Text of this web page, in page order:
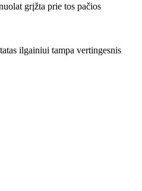
grįžta prie tos pačios
ilgainiui tampa vertingesnis